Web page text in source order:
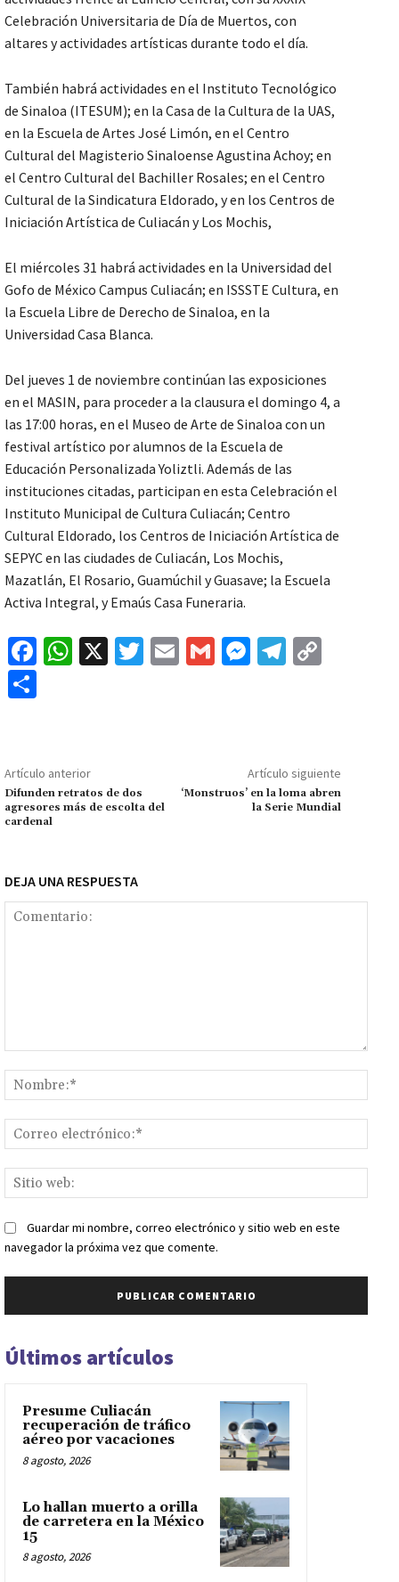
Celebración Universitaria de Día de Muertos, con
altares y actividades artísticas durante todo el día.
También habrá actividades en el Instituto Tecnológico
de Sinaloa (ITESUM); en la Casa de la Cultura de la UAS,
en la Escuela de Artes José Limón, en el Centro
Cultural del Magisterio Sinaloense Agustina Achoy; en
el Centro Cultural del Bachiller Rosales; en el Centro
Cultural de la Sindicatura Eldorado, y en los Centros de
Iniciación Artística de Culiacán y Los Mochis,
El miércoles 31 habrá actividades en la Universidad del
Gofo de México Campus Culiacán; en ISSSTE Cultura, en
la Escuela Libre de Derecho de Sinaloa, en la
Universidad Casa Blanca.
Del jueves 1 de noviembre continúan las exposiciones
en el MASIN, para proceder a la clausura el domingo 4, a
las 17:00 horas, en el Museo de Arte de Sinaloa con un
festival artístico por alumnos de la Escuela de
Educación Personalizada Yoliztli. Además de las
instituciones citadas, participan en esta Celebración el
Instituto Municipal de Cultura Culiacán; Centro
Cultural Eldorado, los Centros de Iniciación Artística de
SEPYC en las ciudades de Culiacán, Los Mochis,
Mazatlán, El Rosario, Guamúchil y Guasave; la Escuela
Activa Integral, y Emaús Casa Funeraria.
Fa
o
k
W
p
p
X
T
E
G
M
ge
r
Te
m Li
n
k
p
ar
tir
Artículo anterior
Difunden retratos de dos
agresores más de escolta del
cardenal
Artículo siguiente
‘Monstruos’ en la loma abren
la Serie Mundial
DEJA UNA RESPUESTA
web:
Guardar mi nombre, correo electrónico y sitio web en este
navegador la próxima vez que comente.
Últimos artículos
Presume Culiacán
recuperación de tráfico
aéreo por vacaciones
8 agosto, 2026
Lo hallan muerto a orilla
de carretera en la México
15
8 agosto, 2026